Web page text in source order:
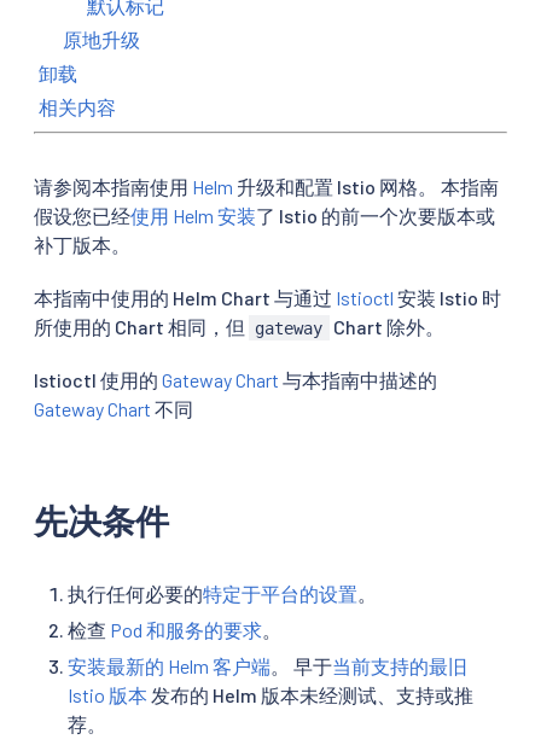
默认标记
原地升级
卸载
相关内容
请参阅本指南使用 Helm 升级和配置 Istio 网格。 本指南
假设您已经使用 Helm 安装了 Istio 的前一个次要版本或
补丁版本。
本指南中使用的 Helm Chart 与通过 Istioctl 安装 Istio 时
所使用的 Chart 相同，但
gateway Chart 除外。
Istioctl 使用的 Gateway Chart 与本指南中描述的
Gateway Chart 不同
先决条件
执行任何必要的特定于平台的设置
检查 Pod 和服务的要求。
安装最新的 Helm 客户端。 早于当前支持的最旧
Istio 版本 发布的 Helm 版本未经测试、支持或推
荐。